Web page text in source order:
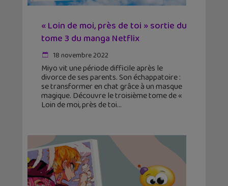
« Loin de moi, près de toi » sortie du
tome 3 du manga Netflix
18 novembre 2022
Miyo vit une période difficile après le
divorce de ses parents. Son échappatoire :
se transformer en chat grâce à un masque
magique. Découvre le troisième tome de «
Loin de moi, près de toi